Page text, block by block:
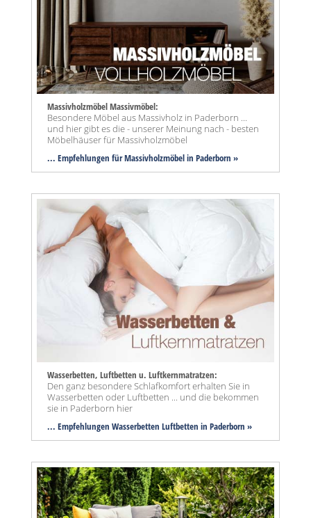
Massivholzmöbel Massivmöbel:
Besondere Möbel aus Massivholz in Paderborn ...
und hier gibt es die - unserer Meinung nach - besten
Möbelhäuser für Massivholzmöbel
... Empfehlungen für Massivholzmöbel in Paderborn »
Wasserbetten, Luftbetten u. Luftkernmatratzen:
Den ganz besondere Schlafkomfort erhalten Sie in
Wasserbetten oder Luftbetten ... und die bekommen
sie in Paderborn hier
... Empfehlungen Wasserbetten Luftbetten in Paderborn »